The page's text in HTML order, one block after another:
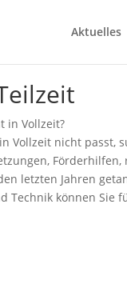
Aktuelles
in Vollzeit?
Vollzeit nicht passt,
letzten Jahren
können